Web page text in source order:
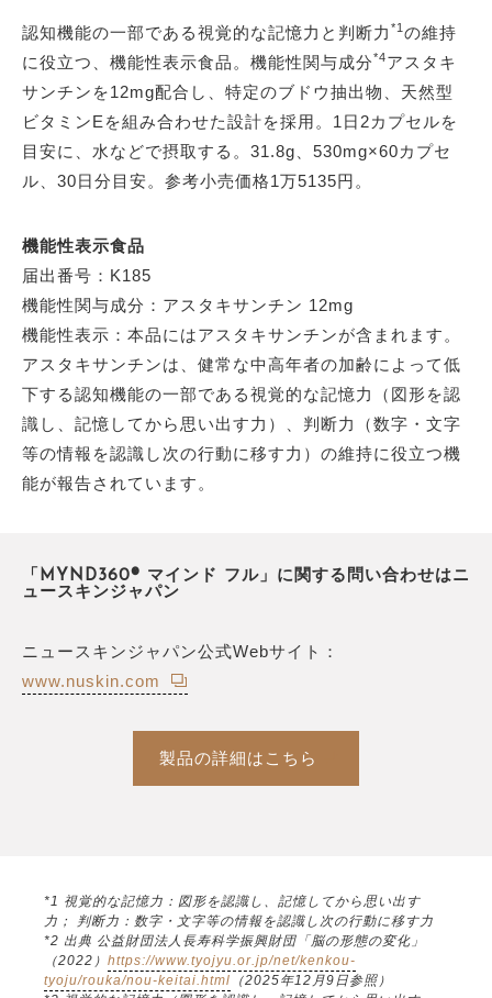
認知機能の一部である視覚的な記憶力と判断力 *1 の維持
に役立つ、機能性表示食品。機能性関与成分*4アスタキ
サンチンを12mg配合し、特定のブドウ抽出物、天然型
ビタミンEを組み合わせた設計を採用。1日2カプセルを
目安に、水などで摂取する。31.8g、530mg×60カプセ
ル、30日分目安。参考小売価格1万5135円。
機能性表示食品
届出番号：K185
機能性関与成分：アスタキサンチン 12mg
機能性表示：本品にはアスタキサンチンが含まれます。
アスタキサンチンは、健常な中高年者の加齢によって低
下する認知機能の一部である視覚的な記憶力（図形を認
識し、記憶してから思い出す力）、判断力（数字・文字
等の情報を認識し次の行動に移す力）の維持に役立つ機
能が報告されています。
「MYND360® マインド フル」に関する問い合わせはニ
ュースキンジャパン
ニュースキンジャパン公式Webサイト：
www.nuskin.com
製品の詳細はこちら
*1 視覚的な記憶力：図形を認識し、記憶してから思い出す
力； 判断力：数字・文字等の情報を認識し次の行動に移す力
*2 出典 公益財団法人長寿科学振興財団「脳の形態の変化」
（2022） https://www.tyojyu.or.jp/net/kenkou-
tyoju/rouka/nou-keitai.html （2025年12月9日参照）